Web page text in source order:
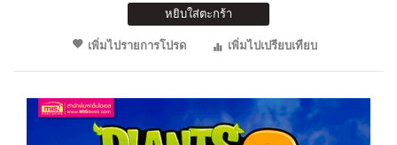
หยิบใส่ตะกร้า
เพิ่มไปรายการโปรด
เพิ่มไปเปรียบเทียบ